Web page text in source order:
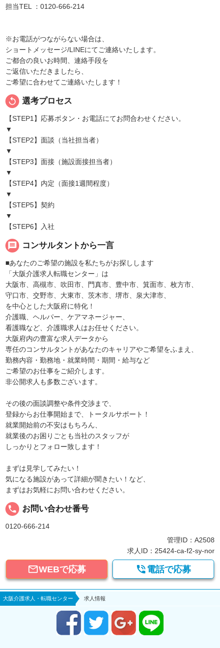
担当TEL ：0120-666-214
※お電話がつながらない場合は、
ショートメッセージ/LINEにてご連絡いたします。
ご都合の良いお時間、連絡手段を
ご返信いただきましたら、
ご希望に合わせてご連絡いたします！
replay 選考プロセス
【STEP1】応募ボタン・お電話にてお問合わせください。
▼
【STEP2】面談（当社担当者）
▼
【STEP3】面接（施設面接担当者）
▼
【STEP4】内定（面接1週間程度）
▼
【STEP5】契約
▼
【STEP6】入社
message コンサルタントから一言
■あなたのご希望の施設を私たちがお探しします
「大阪介護求人転職センター」は
大阪市、高槻市、吹田市、門真市、豊中市、箕面市、枚方市、
守口市、交野市、大東市、茨木市、堺市、泉大津市、
を中心とした大阪府に特化！
介護職、ヘルパー、ケアマネージャー、
看護職など、介護職求人はお任せください。
大阪府内の豊富な求人データから
専任のコンサルタントがあなたのキャリアやご希望をふまえ、
勤務内容・勤務地・就業時間・期間・給与など
ご希望のお仕事をご紹介します。
非公開求人も多数ございます。
その後の面談調整や条件交渉まで、
登録からお仕事開始まで、トータルサポート！
就業開始前の不安はもちろん、
就業後のお困りごとも当社のスタッフが
しっかりとフォロー致します！
まずは見学してみたい！
気になる施設があって詳細が聞きたい！など、
まずはお気軽にお問い合わせください。
local_phone お問い合わせ番号
0120-666-214
管理ID：A2508
求人ID：25424-ca-f2-sy-nor
WEBで応募  電話で応募
大阪介護求人・転職センター 求人情報